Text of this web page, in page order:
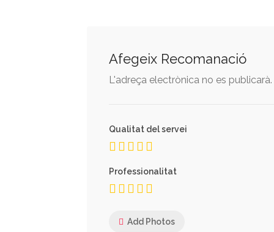
Afegeix Recomanació
L'adreça electrònica no es publicarà.
Qualitat del servei
Professionalitat
Add Photos